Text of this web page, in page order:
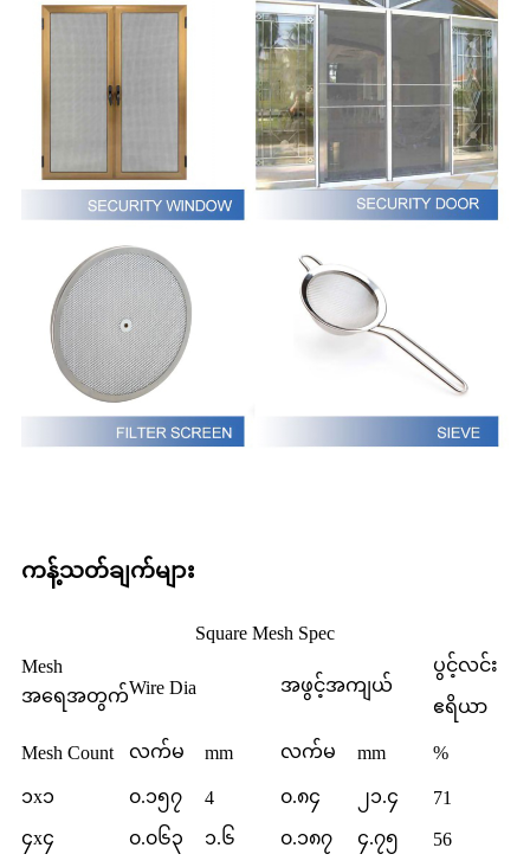
ကန့်သတ်ချက်များ
Square Mesh Spec
Mesh
အရေအတွက်Wire Dia အဖွင့်အကျယ်
ပွင့်လင်း
ဧရိယာ
Mesh Count လက်မ mm လက်မ mm %
၁x၁ ၀.၁၅၇ 4 ၀.၈၄ ၂၁.၄
71
၄x၄
၀.၀၆၃ ၁.၆ ၀.၁၈၇ ၄.၇၅
56